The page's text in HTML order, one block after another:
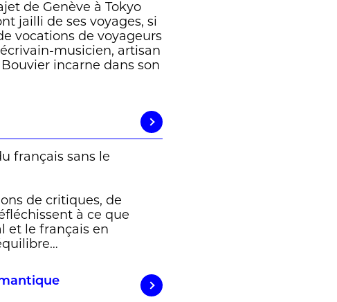
de Genève à Tokyo
jailli de ses voyages, si
vocations de voyageurs
musicien, artisan
incarne dans son
français sans le
de critiques, de
à ce que
et le français en